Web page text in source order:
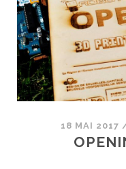
18 MAI 2017